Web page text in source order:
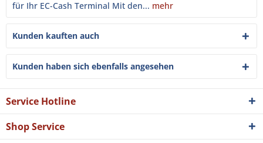
für Ihr EC-Cash Terminal Mit den... mehr
Kunden kauften auch
Kunden haben sich ebenfalls angesehen
Service Hotline
Shop Service